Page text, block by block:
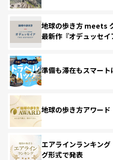
地球の歩き方 meets
最新作『オデュッセイ
準備も滞在もスマー
地球の歩き方アワー
エアラインランキン
グ形式で発表